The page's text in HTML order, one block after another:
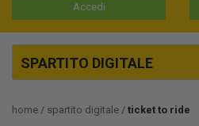
Accedi
SPARTITO DIGITALE
home spartito digitale ticket to ride